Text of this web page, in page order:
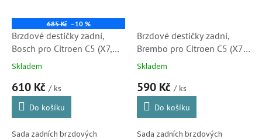
685 Kč –10 %
Brzdové destičky zadní,
Bosch pro Citroen C5 (X7,
0986494095, 425404,
Skladem
610 Kč / ks
Do košíku
Sada zadních brzdových
Brzdové destičky zadní,
Brembo pro Citroen C5 (X7,
425404, 425421, 425491)
Skladem
590 Kč / ks
Do košíku
Sada zadních brzdových